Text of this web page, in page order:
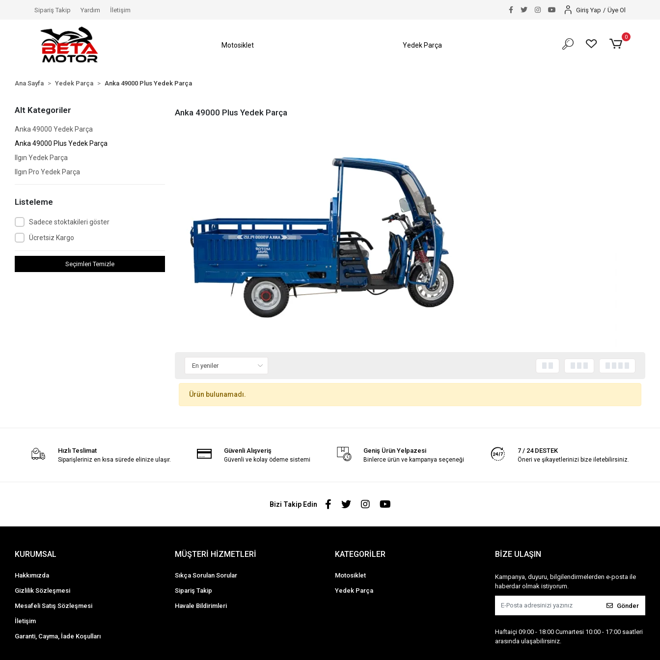
Sipariş Takip Yardım İletişim Giriş Yap / Üye Ol
Motosiklet Yedek Parça
0
Ana Sayfa Yedek Parça Anka 49000 Plus Yedek Parça
Alt Kategoriler
Anka 49000 Yedek Parça
Anka 49000 Plus Yedek Parça
Ilgın Yedek Parça
Ilgın Pro Yedek Parça
Listeleme
Sadece stoktakileri göster
Ücretsiz Kargo
Seçimleri Temizle
Anka 49000 Plus Yedek Parça
Ürün bulunamadı.
Hızlı Teslimat
Siparişleriniz en kısa sürede elinize ulaşır.
Güvenli Alışveriş
Güvenli ve kolay ödeme sistemi
Geniş Ürün Yelpazesi
Binlerce ürün ve kampanya seçeneği
7 / 24 DESTEK
Öneri ve şikayetlerinizi bize iletebilirsiniz.
Bizi Takip Edin
KURUMSAL
Hakkımızda
Gizlilik Sözleşmesi
Mesafeli Satış Sözleşmesi
İletişim
Garanti, Cayma, İade Koşulları
MÜŞTERİ HİZMETLERİ
Sıkça Sorulan Sorular
Sipariş Takip
Havale Bildirimleri
KATEGORİLER
Motosiklet
Yedek Parça
BİZE ULAŞIN
Kampanya, duyuru, bilgilendirmelerden e-posta ile
haberdar olmak istiyorum.
Gönder
Haftaiçi 09:00 - 18:00 Cumartesi 10:00 - 17:00 saatleri
arasında ulaşabilirsiniz.